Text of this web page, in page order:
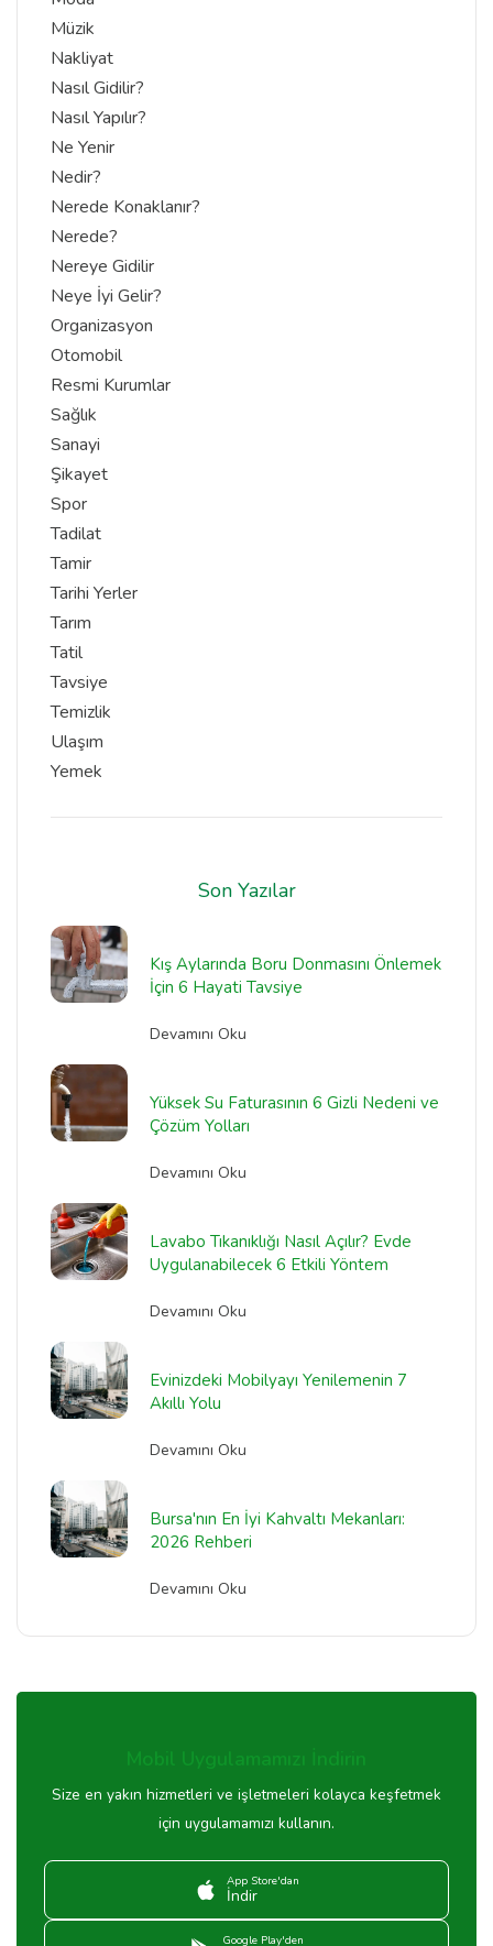
Müzik
Nakliyat
Nasıl Gidilir?
Nasıl Yapılır?
Ne Yenir
Nedir?
Nerede Konaklanır?
Nerede?
Nereye Gidilir
Neye İyi Gelir?
Organizasyon
Otomobil
Resmi Kurumlar
Sağlık
Sanayi
Şikayet
Spor
Tadilat
Tamir
Tarihi Yerler
Tarım
Tatil
Tavsiye
Temizlik
Ulaşım
Yemek
Son Yazılar
Kış Aylarında Boru Donmasını Önlemek
İçin 6 Hayati Tavsiye
Devamını Oku
Yüksek Su Faturasının 6 Gizli Nedeni ve
Çözüm Yolları
Devamını Oku
Lavabo Tıkanıklığı Nasıl Açılır? Evde
Uygulanabilecek 6 Etkili Yöntem
Devamını Oku
Evinizdeki Mobilyayı Yenilemenin 7
Akıllı Yolu
Devamını Oku
Bursa'nın En İyi Kahvaltı Mekanları:
2026 Rehberi
Devamını Oku
Mobil Uygulamamızı İndirin
Size en yakın hizmetleri ve işletmeleri kolayca keşfetmek
için uygulamamızı kullanın.
App Store'dan
İndir
Google Play'den